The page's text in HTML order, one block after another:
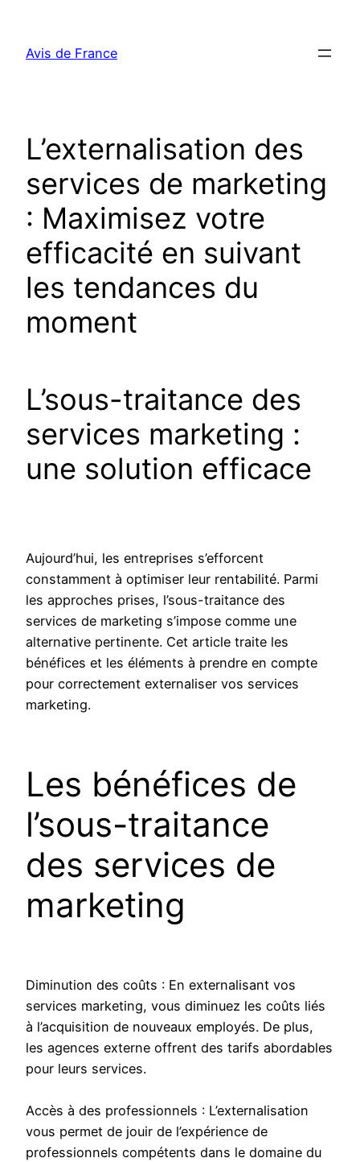
contenu
Avis de France
L’externalisation des
services de marketing
: Maximisez votre
efficacité en suivant
les tendances du
moment
L’sous-traitance des
services marketing :
une solution efficace
Aujourd’hui, les entreprises s’efforcent
constamment à optimiser leur rentabilité. Parmi
les approches prises, l’sous-traitance des
services de marketing s’impose comme une
alternative pertinente. Cet article traite les
bénéfices et les éléments à prendre en compte
pour correctement externaliser vos services
marketing.
Les bénéfices de
l’sous-traitance
des services de
marketing
Diminution des coûts : En externalisant vos
services marketing, vous diminuez les coûts liés
à l’acquisition de nouveaux employés. De plus,
les agences externe offrent des tarifs abordables
pour leurs services.
Accès à des professionnels : L’externalisation
vous permet de jouir de l’expérience de
professionnels compétents dans le domaine du